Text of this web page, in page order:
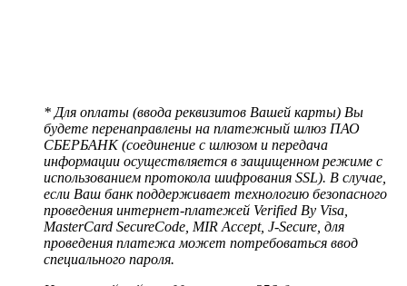
* Для оплаты (ввода реквизитов Вашей карты) Вы
будете перенаправлены на платежный шлюз ПАО
СБЕРБАНК (соединение с шлюзом и передача
информации осуществляется в защищенном режиме с
использованием протокола шифрования SSL). В случае,
если Ваш банк поддерживает технологию безопасного
проведения интернет-платежей Verified By Visa,
MasterCard SecureCode, MIR Accept, J-Secure, для
проведения платежа может потребоваться ввод
специального пароля.